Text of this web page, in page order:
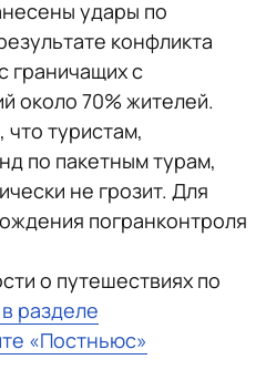
удары по
конфликта
граничащих с
около 70% жителей.
, что туристам,
по пакетным турам,
не грозит. Для
погранконтроля
о путешествиях по
разделе
«Постньюс»